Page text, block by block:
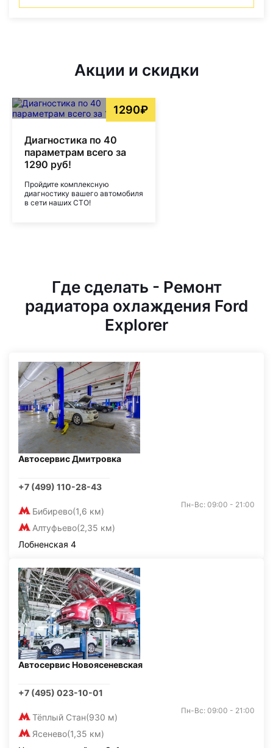
Акции и скидки
1290₽
Диагностика по 40
параметрам всего за
1290 руб!
Пройдите комплексную
диагностику вашего автомобиля
в сети наших СТО!
Где сделать - Ремонт
радиатора охлаждения Ford
Explorer
Автосервис Дмитровка
+7 (499) 110-28-43
Бибирево(1,6 км)
Алтуфьево(2,35 км)
Пн-Вс: 09:00 - 21:00
Лобненская 4
Автосервис Новоясеневская
+7 (495) 023-10-01
Тёплый Стан(930 м)
Ясенево(1,35 км)
Пн-Вс: 09:00 - 21:00